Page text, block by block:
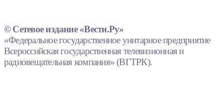
© Сетевое издание «Вести.Ру»
«Федеральное государственное унитарное предприятие
Всероссийская государственная телевизионная и
радиовещательная компания» (ВГТРК).